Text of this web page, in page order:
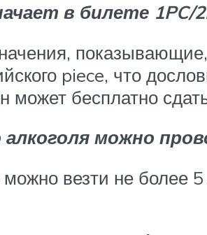
в билете 1PC/
piece, что
может бесплатно
алкоголя можно
везти не более